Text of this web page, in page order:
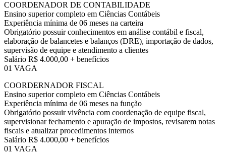
COORDENADOR DE CONTABILIDADE
Ensino superior completo em Ciências Contábeis
Experiência mínima de 06 meses na carteira
Obrigatório possuir conhecimentos em análise contábil e fiscal,
elaboração de balancetes e balanços (DRE), importação de dados,
supervisão de equipe e atendimento a clientes
Salário R$ 4.000,00 + benefícios
01 VAGA
COORDERNADOR FISCAL
Ensino superior completo em Ciências Contábeis
Experiência mínima de 06 meses na função
Obrigatório possuir vivência com coordenação de equipe fiscal,
supervisionar fechamento e apuração de impostos, revisarem notas
fiscais e atualizar procedimentos internos
Salário R$ 4.000,00 + benefícios
01 VAGA